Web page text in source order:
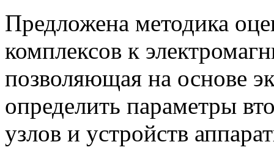
Предложена методика
комплексов к
позволяющая на основе
определить параметры
узлов и устройств